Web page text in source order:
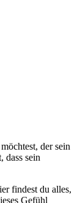
der sein
dass sein
findest du alles,
Gefühl